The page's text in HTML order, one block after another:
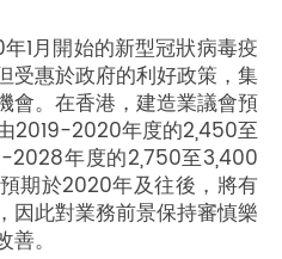
1月開始的新型冠狀病毒疫
受惠於政府的利好政策，集
會。在香港，建造業議會預
2019-2020年度的2,450至
2028年度的2,750至3,400
期於2020年及往後，將有
因此對業務前景保持審慎樂
。